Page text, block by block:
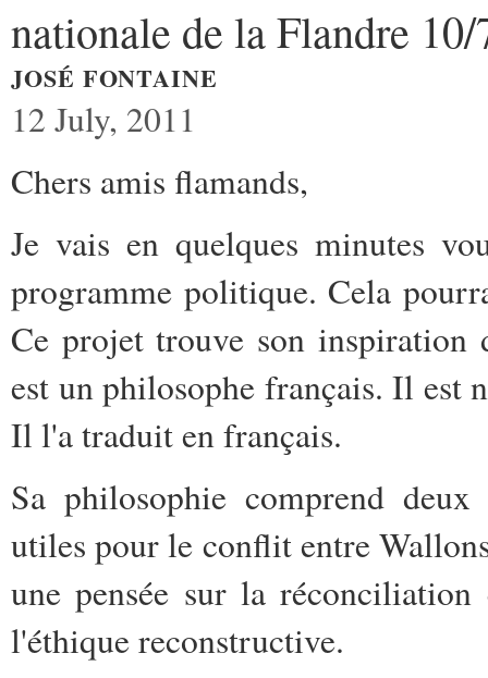
nationale de la Flandre
JOSÉ FONTAINE
12 July, 2011
Chers amis flamands,
Je vais en quelques minutes
programme politique. Cela
Ce projet trouve son
est un philosophe français. Il est
Il l'a traduit en français.
Sa philosophie comprend
utiles pour le conflit entre
une pensée sur la
l'éthique reconstructive.